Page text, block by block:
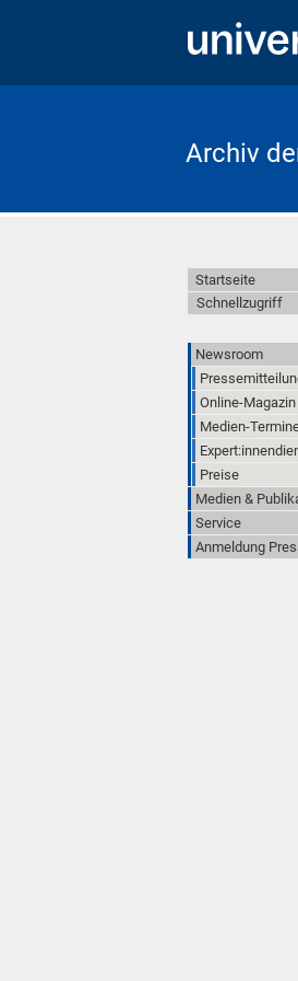
Archiv
Startseite
Schnellzugriff
Newsroom
Online-Magazin
Medien-
Preise
Medien &
Service
Anmeldung